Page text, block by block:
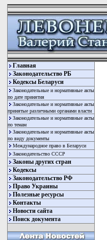
Главная
Законодательство РБ
Кодексы Беларуси
Законодательные и нормативные акты
по дате принятия
Законодательные и нормативные акты
принятые различными органами власти
Законодательные и нормативные акты
по темам
Законодательные и нормативные акты
по виду документы
Международное право в Беларуси
Законодательство СССР
Законы других стран
Кодексы
Законодательство РФ
Право Украины
Полезные ресурсы
Контакты
Новости сайта
Поиск документа